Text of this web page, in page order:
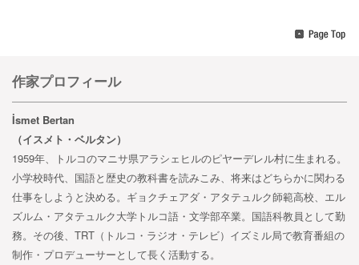
作家プロフィール
İsmet Bertan
（イスメト・ベルタン）
1959年、トルコのマニサ県アラシェヒルのピヤーデレル村に生まれる。
小学校時代、国語と歴史の教科書を読みこみ、将来はどちらかに関わる
仕事をしようと決める。ギョクチェアダ・アタテュルク師範高校、エル
ズルム・アタテュルク大学トルコ語・文学部卒業。国語科教員として勤
務。その後、TRT（トルコ・ラジオ・テレビ）イズミル局で教育番組の
制作・プロデューサーとして長く活動する。